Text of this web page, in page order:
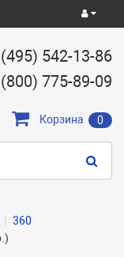
542-13-86
775-89-09
Корзина 0
360